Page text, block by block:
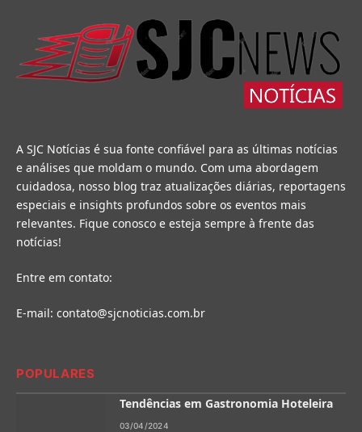
A SJC Notícias é sua fonte confiável para as últimas notícias
e análises que moldam o mundo. Com uma abordagem
cuidadosa, nosso blog traz atualizações diárias, reportagens
especiais e insights profundos sobre os eventos mais
relevantes. Fique conosco e esteja sempre à frente das
notícias!
Entre em contato:
E-mail: contato@sjcnoticias.com.br
POPULARES
Tendências em Gastronomia Hoteleira
03/04/2024